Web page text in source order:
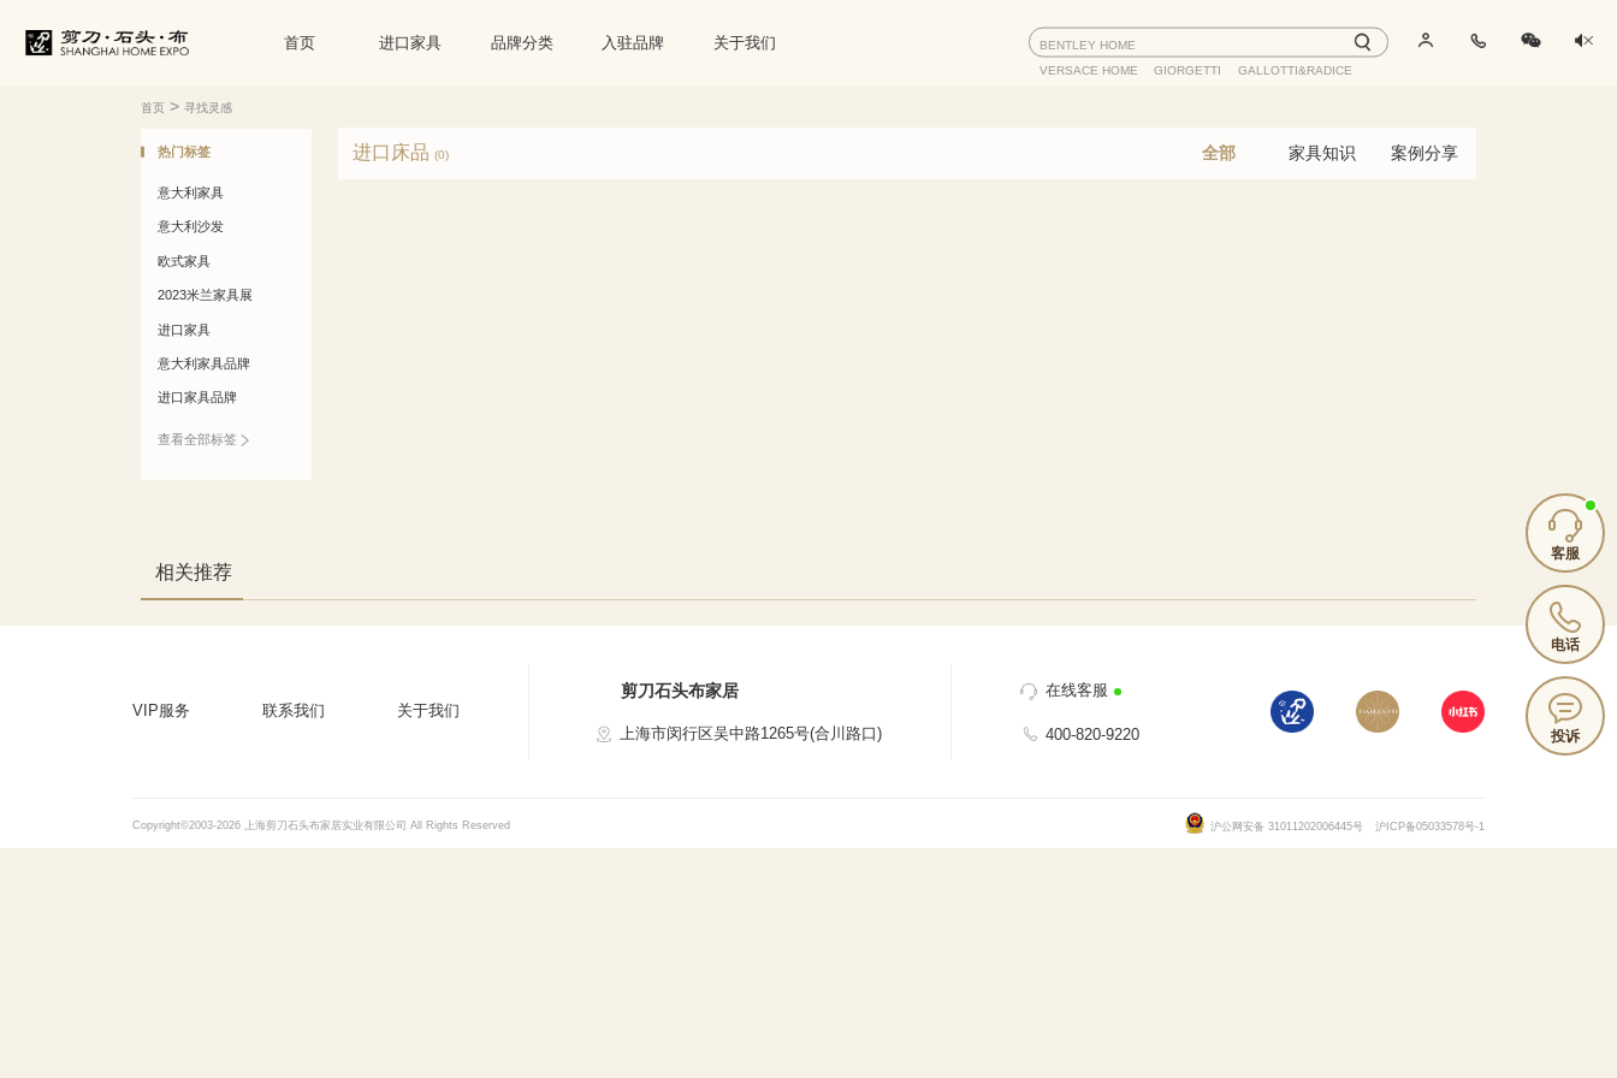
首页 进口家具 品牌分类 入驻品牌 关于我们
BENTLEY HOME
VERSACE HOME
GIORGETTI GALLOTTI&RADICE
首页 >寻找灵感
热门标签
意大利家具
意大利沙发
欧式家具
2023米兰家具展
进口家具
意大利家具品牌
进口家具品牌
查看全部标签
进口床品 (0) 全部 家具知识 案例分享
相关推荐
VIP服务 联系我们 关于我们
剪刀石头布家居
上海市闵行区吴中路1265号(合川路口)
在线客服
400-820-9220
Copyright©2003-2026 上海剪刀石头布家居实业有限公司 All Rights Reserved 沪公网安备 31011202006445号 沪ICP备05033578号-1
客服
电话
投诉